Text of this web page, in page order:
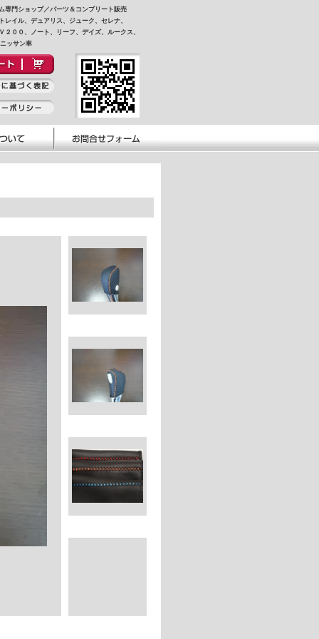
専門ショップ／パーツ＆コンプリート販売
レイル、デュアリス、ジューク、セレナ、
２００、ノート、リーフ、デイズ、ルークス、
ッサン車